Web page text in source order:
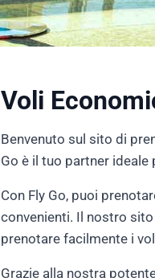
Voli
Benvenuto sul sito di
Go è il tuo partner
Con Fly Go, puoi
convenienti. Il nostro
prenotare facilmente i
Grazie alla nostra